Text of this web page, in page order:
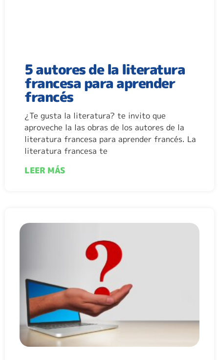
5 autores de la literatura
francesa para aprender
francés
¿Te gusta la literatura? te invito que
aproveche la las obras de los autores de la
literatura francesa para aprender francés. La
literatura francesa te
LEER MÁS